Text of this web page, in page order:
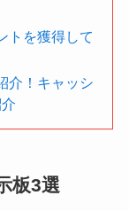
トを獲得して
介！キャッシ
板3選